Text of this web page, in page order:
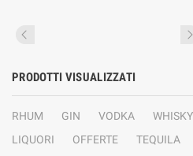
PRODOTTI VISUALIZZATI
RHUM GIN VODKA WHISKY
LIQUORI
OFFERTE TEQUILA